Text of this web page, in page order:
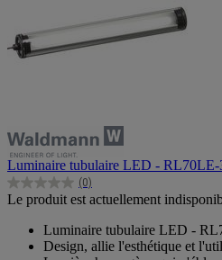
Luminaire tubulaire LED - RL70LE-
(0)
0.0
sur
étoiles.
Le produit est actuellement
Luminaire tubulaire LED -
Design, allie l'esthétique et